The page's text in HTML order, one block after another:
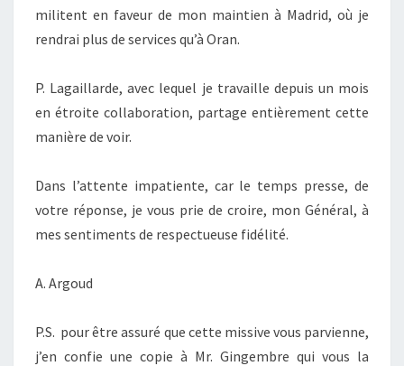
militent en faveur de mon maintien à Madrid, où je
rendrai plus de services qu’à Oran.
P. Lagaillarde, avec lequel je travaille depuis un mois
en étroite collaboration, partage entièrement cette
manière de voir.
Dans l’attente impatiente, car le temps presse, de
votre réponse, je vous prie de croire, mon Général, à
mes sentiments de respectueuse fidélité.
A. Argoud
P.S. pour être assuré que cette missive vous parvienne,
j’en confie une copie à Mr. Gingembre qui vous la